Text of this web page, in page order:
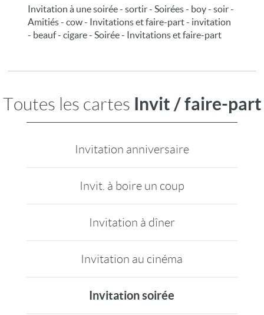
Invitation à une soirée - sortir - Soirées - boy - soir -
Amitiés - cow - Invitations et faire-part - invitation
- beauf - cigare - Soirée - Invitations et faire-part
Toutes les cartes Invit / faire-part
Invitation anniversaire
Invit. à boire un coup
Invitation à dîner
Invitation au cinéma
Invitation soirée